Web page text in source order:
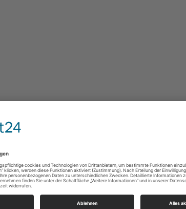
An der Heilandskirche 3
Gebete/Andachten/Friedensgebete
https://landing.churchdesk.com/de/e/